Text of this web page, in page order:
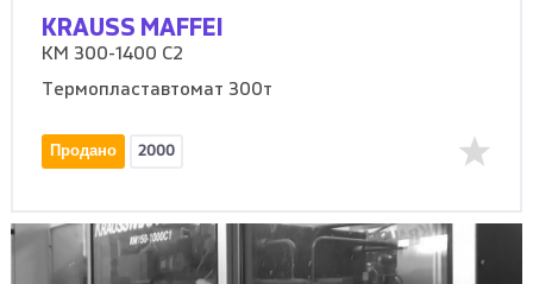
KRAUSS MAFFEI
KM 300-1400 C2
Термопластавтомат 300т
Продано 2000